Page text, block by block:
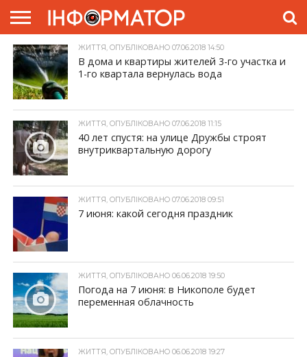
ГОЛОВНА
ЖИТТЯ
ВЛАДА
ГРОШІ
ТРЕШ
ПРЕС-
РЕЛІЗИ
РЕКЛАМА
ПРОЕКТИ
ЖИТТЯ, ОПУБЛІКОВАНО 07.06.2018 14:50
В дома и квартиры жителей 3-го участка и
1-го квартала вернулась вода
ЖИТТЯ, ОПУБЛІКОВАНО 07.06.2018 11:15
40 лет спустя: на улице Дружбы строят
внутриквартальную дорогу
ЖИТТЯ, ОПУБЛІКОВАНО 07.06.2018 09:51
7 июня: какой сегодня праздник
ЖИТТЯ, ОПУБЛІКОВАНО 06.06.2018 19:50
Погода на 7 июня: в Никополе будет
переменная облачность
ЖИТТЯ, ОПУБЛІКОВАНО 06.06.2018 19:27